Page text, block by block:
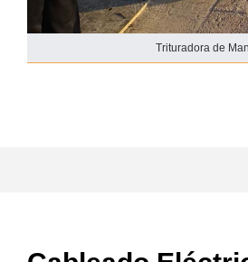
Trituradora de